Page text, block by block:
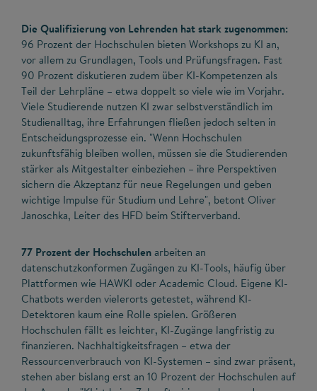
Die Qualifizierung von Lehrenden hat stark zugenommen:
96 Prozent der Hochschulen bieten Workshops zu KI an,
vor allem zu Grundlagen, Tools und Prüfungsfragen. Fast
90 Prozent diskutieren zudem über KI-Kompetenzen als
Teil der Lehrpläne – etwa doppelt so viele wie im Vorjahr.
Viele Studierende nutzen KI zwar selbstverständlich im
Studienalltag, ihre Erfahrungen fließen jedoch selten in
Entscheidungsprozesse ein. "Wenn Hochschulen
zukunftsfähig bleiben wollen, müssen sie die Studierenden
stärker als Mitgestalter einbeziehen – ihre Perspektiven
sichern die Akzeptanz für neue Regelungen und geben
wichtige Impulse für Studium und Lehre", betont Oliver
Janoschka, Leiter des HFD beim Stifterverband.
77 Prozent der Hochschulenarbeiten an
datenschutzkonformen Zugängen zu KI-Tools, häufig über
Plattformen wie HAWKI oder Academic Cloud. Eigene KI-
Chatbots werden vielerorts getestet, während KI-
Detektoren kaum eine Rolle spielen. Größeren
Hochschulen fällt es leichter, KI-Zugänge langfristig zu
finanzieren. Nachhaltigkeitsfragen – etwa der
Ressourcenverbrauch von KI-Systemen – sind zwar präsent,
stehen aber bislang erst an 10 Prozent der Hochschulen auf